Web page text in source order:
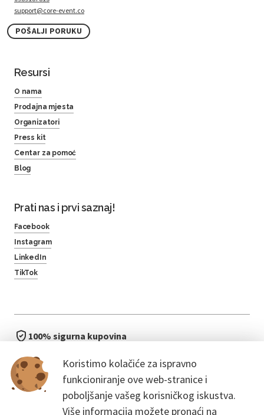
Koristimo kolačiće za ispravno
funkcioniranje ove web-stranice i
poboljšanje vašeg korisničkog iskustva.
Više informacija možete pronaći na
support@core-event.co
POŠALJI PORUKU
Resursi
O nama
Prodajna mjesta
Organizatori
Press kit
Centar za pomoć
Blog
Prati nas i prvi saznaj!
Facebook
Instagram
LinkedIn
TikTok
100% sigurna kupovina
bez čekanja u redu